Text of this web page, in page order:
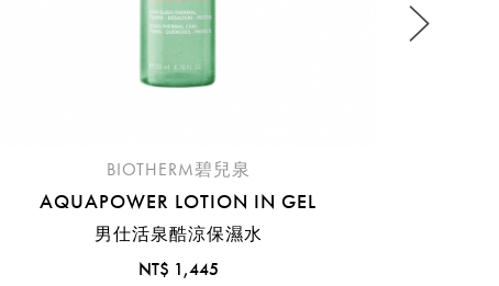
BIOTHERM碧兒泉
AQUAPOWER LOTION IN GEL
男仕活泉酷涼保濕水
NT$ 1,445